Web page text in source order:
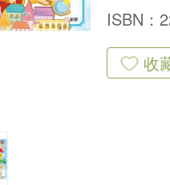
ISBN：
收